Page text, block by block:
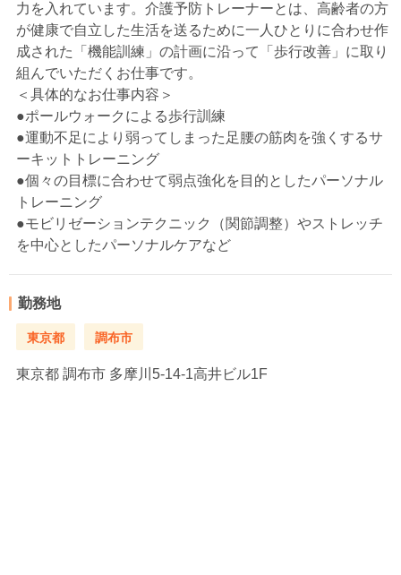
力を入れています。介護予防トレーナーとは、高齢者の方
が健康で自立した生活を送るために一人ひとりに合わせ作
成された「機能訓練」の計画に沿って「歩行改善」に取り
組んでいただくお仕事です。
＜具体的なお仕事内容＞
●ポールウォークによる歩行訓練
●運動不足により弱ってしまった足腰の筋肉を強くするサ
ーキットトレーニング
●個々の目標に合わせて弱点強化を目的としたパーソナル
トレーニング
●モビリゼーションテクニック（関節調整）やストレッチ
を中心としたパーソナルケアなど
勤務地
東京都 調布市
東京都 調布市 多摩川5-14-1高井ビル1F